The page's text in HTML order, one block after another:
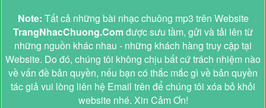
Note: Tất cả những bài nhạc chuông mp3 trên Website
TrangNhacChuong.Comđược sưu tầm, gửi và tải lên từ
những nguồn khác nhau - những khách hàng truy cập tại
Website. Do đó, chúng tôi không chịu bất cứ trách nhiệm nào
về vấn đề bản quyền, nếu bạn có thắc mắc gì về bản quyền
tác giả vui lòng liên hệ Email trên để chúng tôi xóa bỏ khỏi
website nhé. Xin Cảm Ơn!